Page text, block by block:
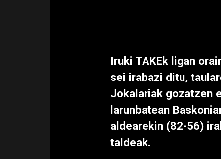
Iruki TAKEk ligan
sei irabazi ditu,
Jokalariak gozatzen
larunbatean
aldearekin (82-56)
taldeak.